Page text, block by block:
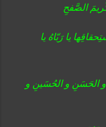
الصَّفحِ
یا رَبّاهُ یا
الحَسَنِ و الحُسَینِ و